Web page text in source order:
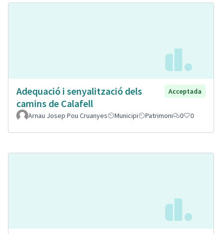
Adequació i senyalització dels
camins de Calafell
Acceptada
Arnau Josep Pou Cruanyes Municipi Patrimoni 0 0